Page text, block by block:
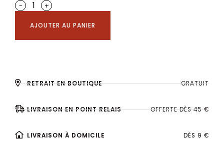
-
+
AJOUTER AU PANIER
RETRAIT EN BOUTIQUE GRATUIT
LIVRAISON EN POINT RELAIS OFFERTE DÈS 45 €
LIVRAISON À DOMICILE DÈS 9 €